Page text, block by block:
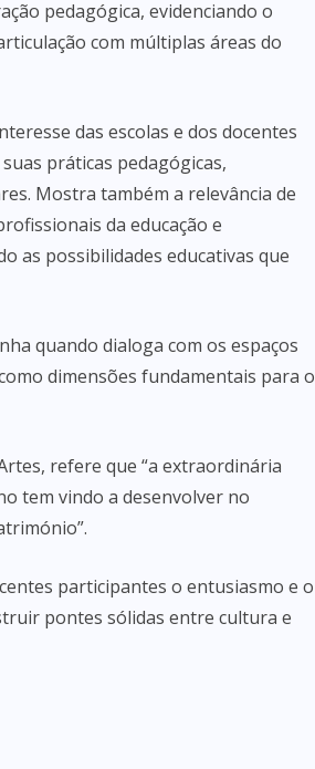
pedagógica, evidenciando o
com múltiplas áreas do
das escolas e dos docentes
práticas pedagógicas,
Mostra também a relevância de
da educação e
as possibilidades educativas que
quando dialoga com os espaços
dimensões fundamentais para o
refere que “a extraordinária
tem vindo a desenvolver no
participantes o entusiasmo e o
pontes sólidas entre cultura e